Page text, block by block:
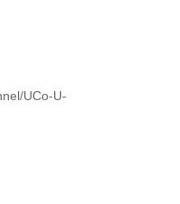
UCo-U-